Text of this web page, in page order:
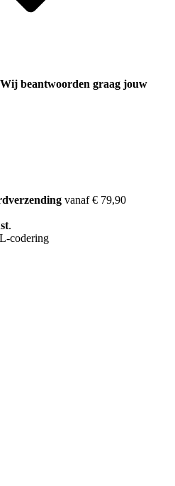
beantwoorden graag jouw
vanaf € 79,90
.
codering